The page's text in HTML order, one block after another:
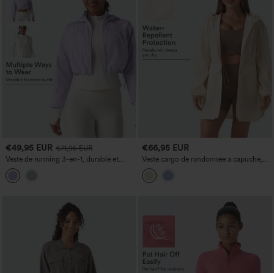
€49,95 EUR €71,95 EUR
Veste de running 3-en-1, durable et
déperlante, à capuche, avec passe-
pouces, ourlet arrondi et poches
€66,95 EUR
Veste cargo de randonnée à capuche,
déperlante et résistante à l'usure, avec
cordon de serrage, ourlet arrondi et
poches